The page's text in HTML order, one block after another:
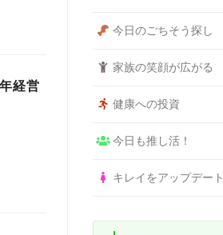
経営
今日のごちそう探し
家族の笑顔が広がる
健康への投資
今日も推し活！
キレイをアップデート